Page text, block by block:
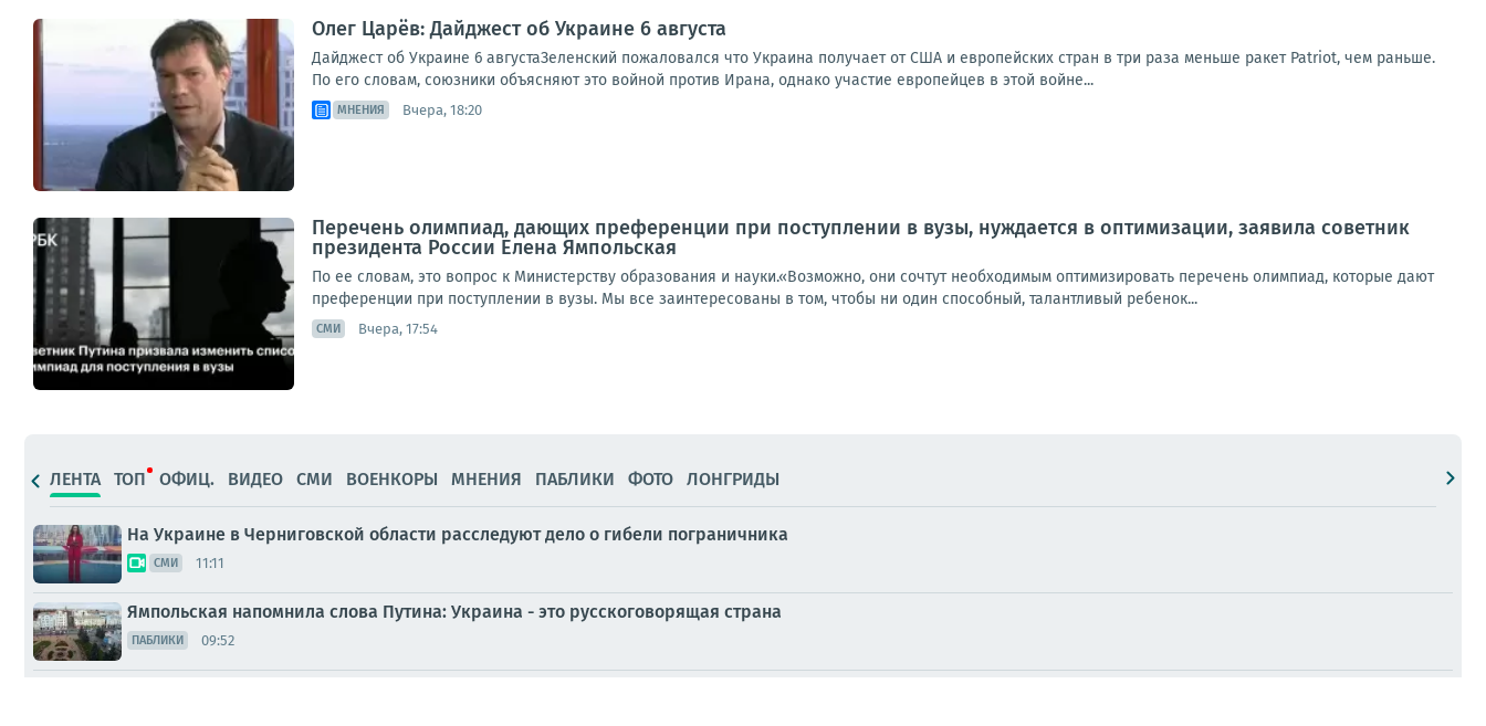
Олег Царёв: Дайджест об Украине 6 августа
Дайджест об Украине 6 августаЗеленский пожаловался что Украина получает от США и европейских стран в три раза меньше ракет Patriot, чем раньше.
По его словам, союзники объясняют это войной против Ирана, однако участие европейцев в этой войне...
МНЕНИЯ Вчера, 18:20
Перечень олимпиад, дающих преференции при поступлении в вузы, нуждается в оптимизации, заявила советник
президента России Елена Ямпольская
По ее словам, это вопрос к Министерству образования и науки.«Возможно, они сочтут необходимым оптимизировать перечень олимпиад, которые дают
преференции при поступлении в вузы. Мы все заинтересованы в том, чтобы ни один способный, талантливый ребенок...
СМИ Вчера, 17:54
ЛЕНТА ТОП ОФИЦ. ВИДЕО СМИ ВОЕНКОРЫ МНЕНИЯ ПАБЛИКИ ФОТО ЛОНГРИДЫ
На Украине в Черниговской области расследуют дело о гибели пограничника
СМИ 11:11
Ямпольская напомнила слова Путина: Украина - это русскоговорящая страна
ПАБЛИКИ 09:52